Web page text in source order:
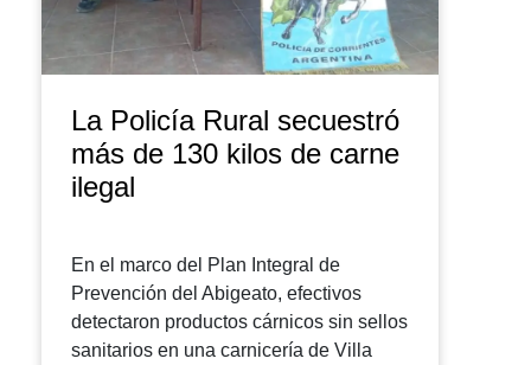
La Policía Rural secuestró
más de 130 kilos de carne
ilegal
En el marco del Plan Integral de
Prevención del Abigeato, efectivos
detectaron productos cárnicos sin sellos
sanitarios en una carnicería de Villa